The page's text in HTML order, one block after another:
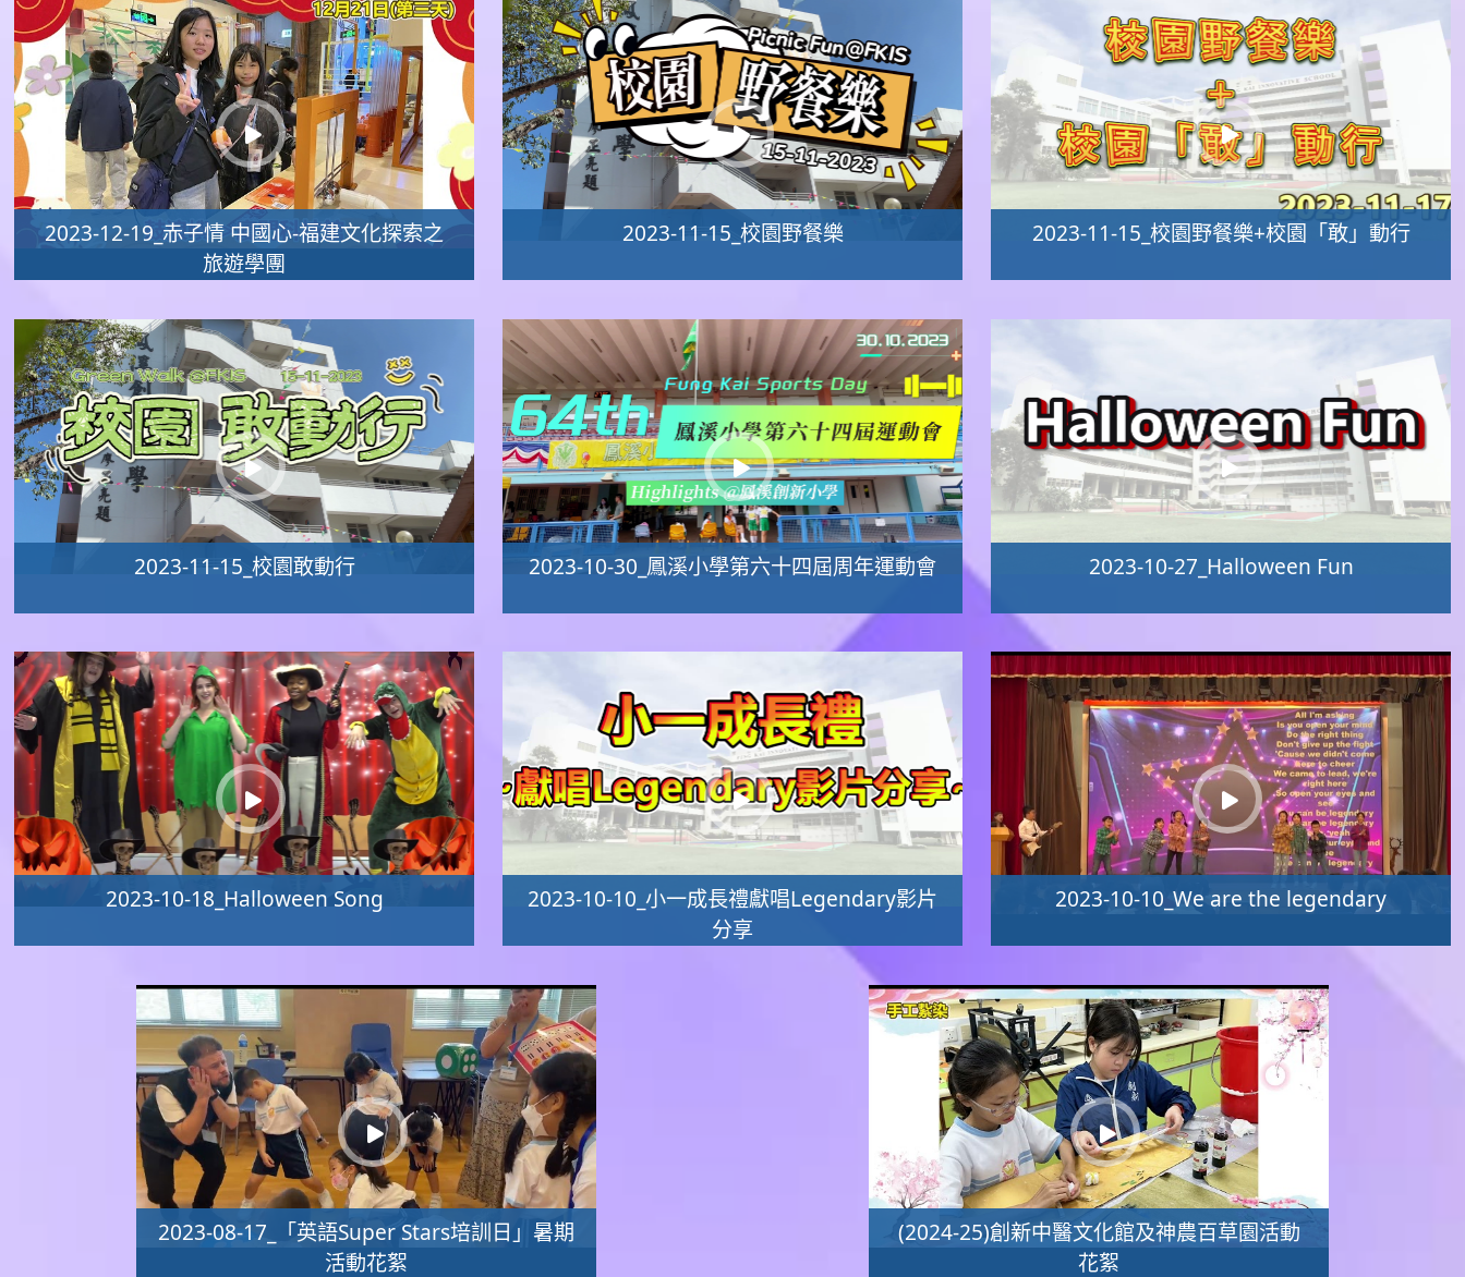
2023-12-19_赤子情 中國心-福建文化探索之
旅遊學團
2023-11-15_校園野餐樂 2023-11-15_校園野餐樂+校園「敢」動行
2023-11-15_校園敢動行 2023-10-30_鳳溪小學第六十四屆周年運動會 2023-10-27_Halloween Fun
2023-10-18_Halloween Song
2023-10-10_小一成長禮獻唱Legendary影片
分享
2023-10-10_We are the legendary
2023-08-17_「英語Super Stars培訓日」暑期
活動花絮
(2024-25)創新中醫文化館及神農百草園活動
花絮